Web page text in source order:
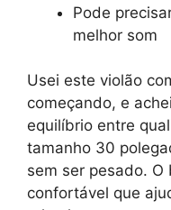
Pode
melhor som
Usei este violão
começando, e
equilíbrio entre
tamanho 30
sem ser pesado. O
confortável que